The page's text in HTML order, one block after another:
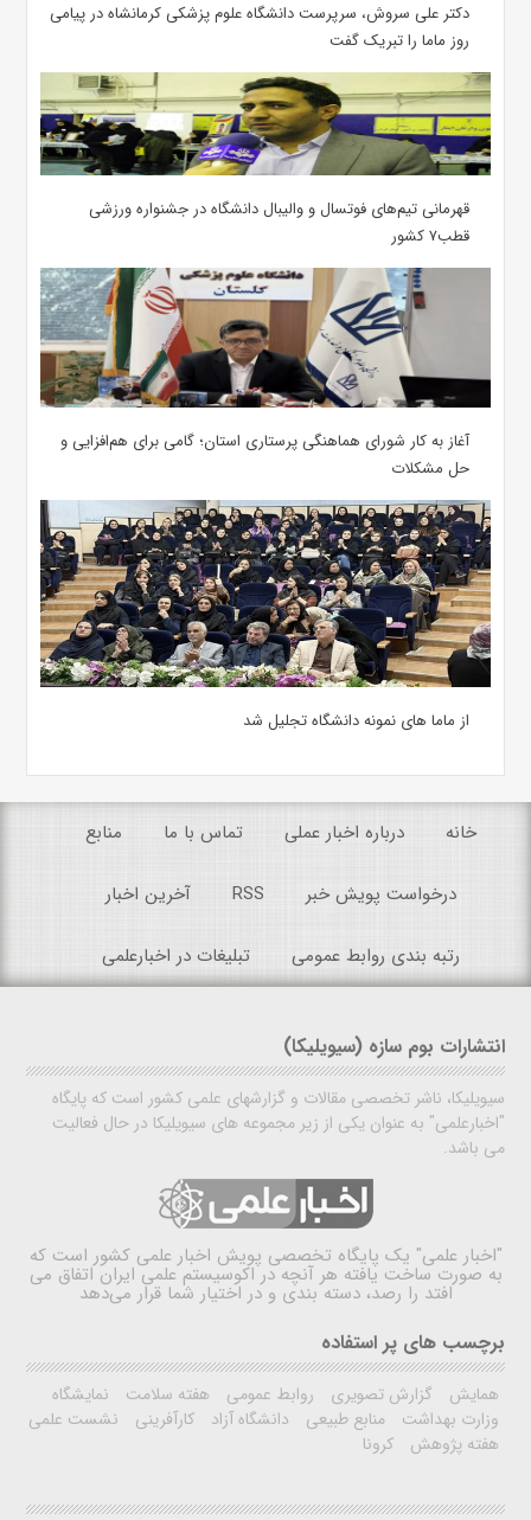
دکتر علی سروش، سرپرست دانشگاه علوم پزشکی کرمانشاه در پیامی
روز ماما را تبریک گفت
قهرمانی تیم‌های فوتسال و والیبال دانشگاه در جشنواره ورزشی
قطب۷ کشور
آغاز به کار شورای هماهنگی پرستاری استان؛ گامی برای هم‌افزایی و
حل مشکلات
از ماما های نمونه دانشگاه تجلیل شد
خانه درباره اخبار عملی تماس با ما منابع
درخواست پویش خبر RSS آخرین اخبار
رتبه بندی روابط عمومی تبلیغات در اخبارعلمی
انتشارات بوم سازه (سیویلیکا)
سیویلیکا، ناشر تخصصی مقالات و گزارشهای علمی کشور است که پایگاه
"اخبارعلمی" به عنوان یکی از زیر مجموعه های سیویلیکا در حال فعالیت
می باشد.
"اخبار علمی" یک پایگاه تخصصی پویش اخبار علمی کشور است که
به صورت ساخت یافته هر آنچه در اکوسیستم علمی ایران اتفاق می
افتد را رصد، دسته بندی و در اختیار شما قرار می‌دهد
برچسب های پر استفاده
همایش گزارش تصویری روابط عمومی هفته سلامت
نمایشگاه
وزارت بهداشت
منابع طبیعی دانشگاه آزاد کارآفرینی
نشست علمی
هفته پژوهش
کرونا